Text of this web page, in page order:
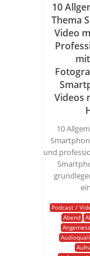
10
Thema
Video
Videos
10
und
Podcast /
Abend